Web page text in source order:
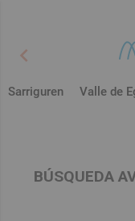
chevron_left
Sarriguren Valle de
BÚSQUEDA